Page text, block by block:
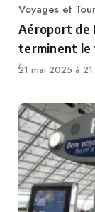
Category
Voyages et
Aéroport de
terminent le
21 mai 2025 à